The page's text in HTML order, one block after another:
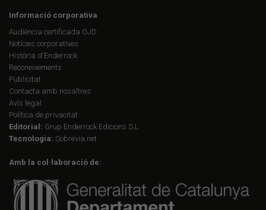
Informació corporativa
Audiència certificada OJD
Notícies corporatives
Història d'Enderrock
Reconeixements
Publicitat
Contacta amb nosaltres
Avís legal
Política de privacitat
Editorial: Grup Enderrock Edicions S.L.
Tecnologia: Sobrevia.net
Amb la col·laboració de: